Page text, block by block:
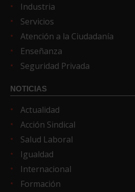
Industria
Servicios
Atención a la Ciudadanía
Enseñanza
Seguridad Privada
NOTICIAS
Actualidad
Acción Sindical
Salud Laboral
Igualdad
Internacional
Formación